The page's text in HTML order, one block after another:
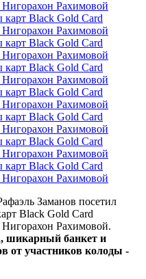
Заманов посетил
Black Gold Card
Нигорахон Рахимовой.
шикарный банкет и
от участников колоды -